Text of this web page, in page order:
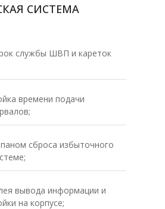
СИСТЕМА
службы ШВП и кареток
времени подачи
сброса избыточного
вывода информации и
на корпусе;